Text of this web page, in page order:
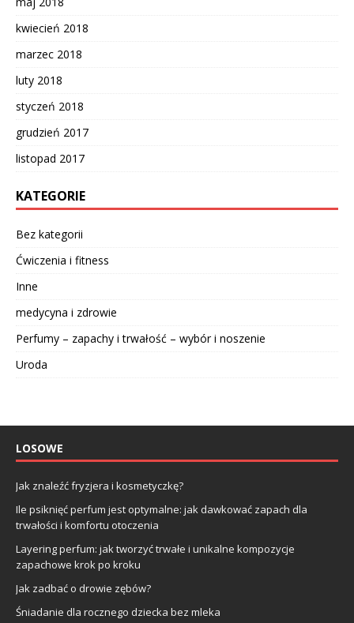
kwiecień 2018
marzec 2018
luty 2018
styczeń 2018
grudzień 2017
listopad 2017
KATEGORIE
Bez kategorii
Ćwiczenia i fitness
Inne
medycyna i zdrowie
Perfumy – zapachy i trwałość – wybór i noszenie
Uroda
LOSOWE
Jak znaleźć fryzjera i kosmetyczkę?
Ile psiknięć perfum jest optymalne: jak dawkować zapach dla
trwałości i komfortu otoczenia
Layering perfum: jak tworzyć trwałe i unikalne kompozycje
zapachowe krok po kroku
Jak zadbać o drowie zębów?
Śniadanie dla rocznego dziecka bez mleka